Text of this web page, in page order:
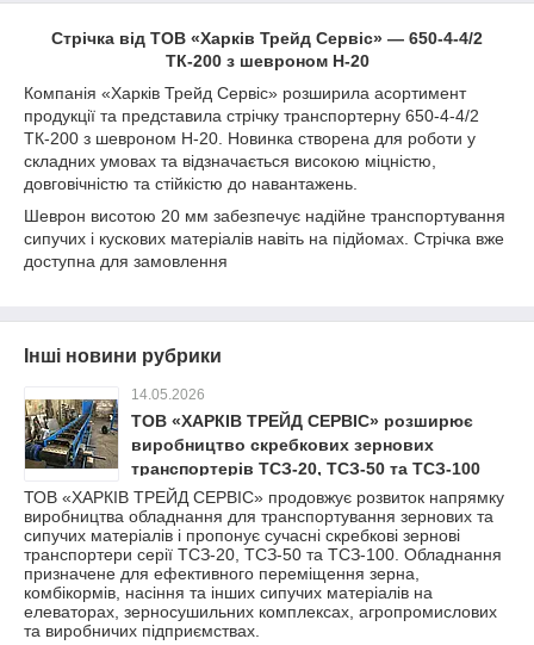
Стрічка від ТОВ «Харків Трейд Сервіс» — 650-4-4/2
ТК-200 з шевроном Н-20
Компанія «Харків Трейд Сервіс» розширила асортимент
продукції та представила стрічку транспортерну 650-4-4/2
ТК-200 з шевроном Н-20. Новинка створена для роботи у
складних умовах та відзначається високою міцністю,
довговічністю та стійкістю до навантажень.
Шеврон висотою 20 мм забезпечує надійне транспортування
сипучих і кускових матеріалів навіть на підйомах. Стрічка вже
доступна для замовлення
Інші новини рубрики
14.05.2026
ТОВ «ХАРКІВ ТРЕЙД СЕРВІС» розширює
виробництво скребкових зернових
транспортерів ТСЗ-20, ТСЗ-50 та ТСЗ-100
ТОВ «ХАРКІВ ТРЕЙД СЕРВІС» продовжує розвиток напрямку
виробництва обладнання для транспортування зернових та
сипучих матеріалів і пропонує сучасні скребкові зернові
транспортери серії ТСЗ-20, ТСЗ-50 та ТСЗ-100. Обладнання
призначене для ефективного переміщення зерна,
комбікормів, насіння та інших сипучих матеріалів на
елеваторах, зерносушильних комплексах, агропромислових
та виробничих підприємствах.